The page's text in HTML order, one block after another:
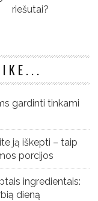
riešutai?
gardinti tinkami
ją iškepti – taip
porcijos
ingredientais:
dieną